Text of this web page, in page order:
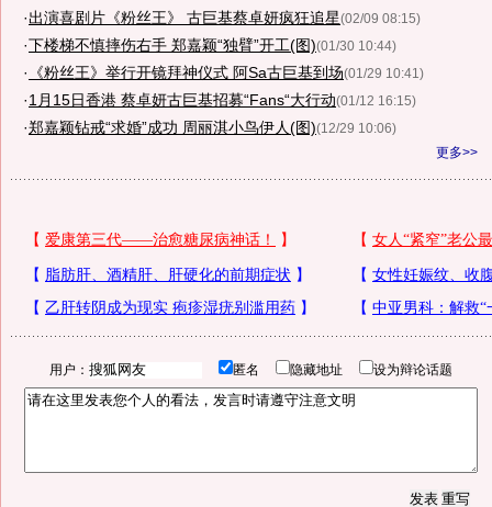
·出演喜剧片《粉丝王》 古巨基蔡卓妍疯狂追星(02/09 08:15)
·下楼梯不慎摔伤右手 郑嘉颖“独臂”开工(图)(01/30 10:44)
· 《粉丝王》举行开镜拜神仪式 阿Sa古巨基到场(01/29 10:41)
·1月15日香港 蔡卓妍古巨基招募“Fans“大行动(01/12 16:15)
·郑嘉颖钻戒“求婚”成功 周丽淇小鸟伊人(图)(12/29 10:06)
更多>>
用户： 匿名 隐藏地址 设为辩论话题